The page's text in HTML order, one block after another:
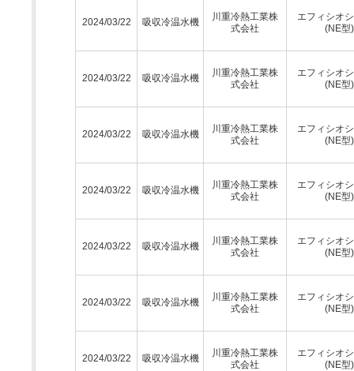
2024/03/22 吸収冷温水機
川重冷熱工業株
式会社
エフィシオ
(NE型)
2024/03/22 吸収冷温水機
川重冷熱工業株
式会社
エフィシオ
(NE型)
2024/03/22 吸収冷温水機
川重冷熱工業株
式会社
エフィシオ
(NE型)
2024/03/22 吸収冷温水機
川重冷熱工業株
式会社
エフィシオ
(NE型)
2024/03/22 吸収冷温水機
川重冷熱工業株
式会社
エフィシオ
(NE型)
2024/03/22 吸収冷温水機
川重冷熱工業株
式会社
エフィシオ
(NE型)
2024/03/22 吸収冷温水機
川重冷熱工業株
式会社
エフィシオ
(NE型)